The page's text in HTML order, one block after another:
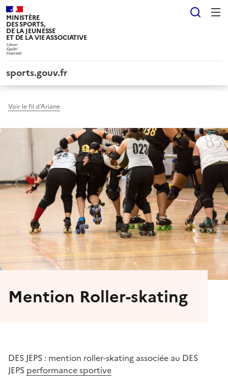
MINISTÈRE
DES SPORTS,
DE LA JEUNESSE
ET DE LA VIE ASSOCIATIVE
sports.gouv.fr
Voir le fil d'Ariane
Mention Roller-skating
DES JEPS : mention roller-skating associée au DES
JEPS performance sportive
Panneau de gestion des cookies tarteaucitron